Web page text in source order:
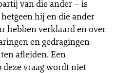
van die ander – is
hij en die ander
hebben verklaard en over
en gedragingen
afleiden. Een
vraag wordt niet